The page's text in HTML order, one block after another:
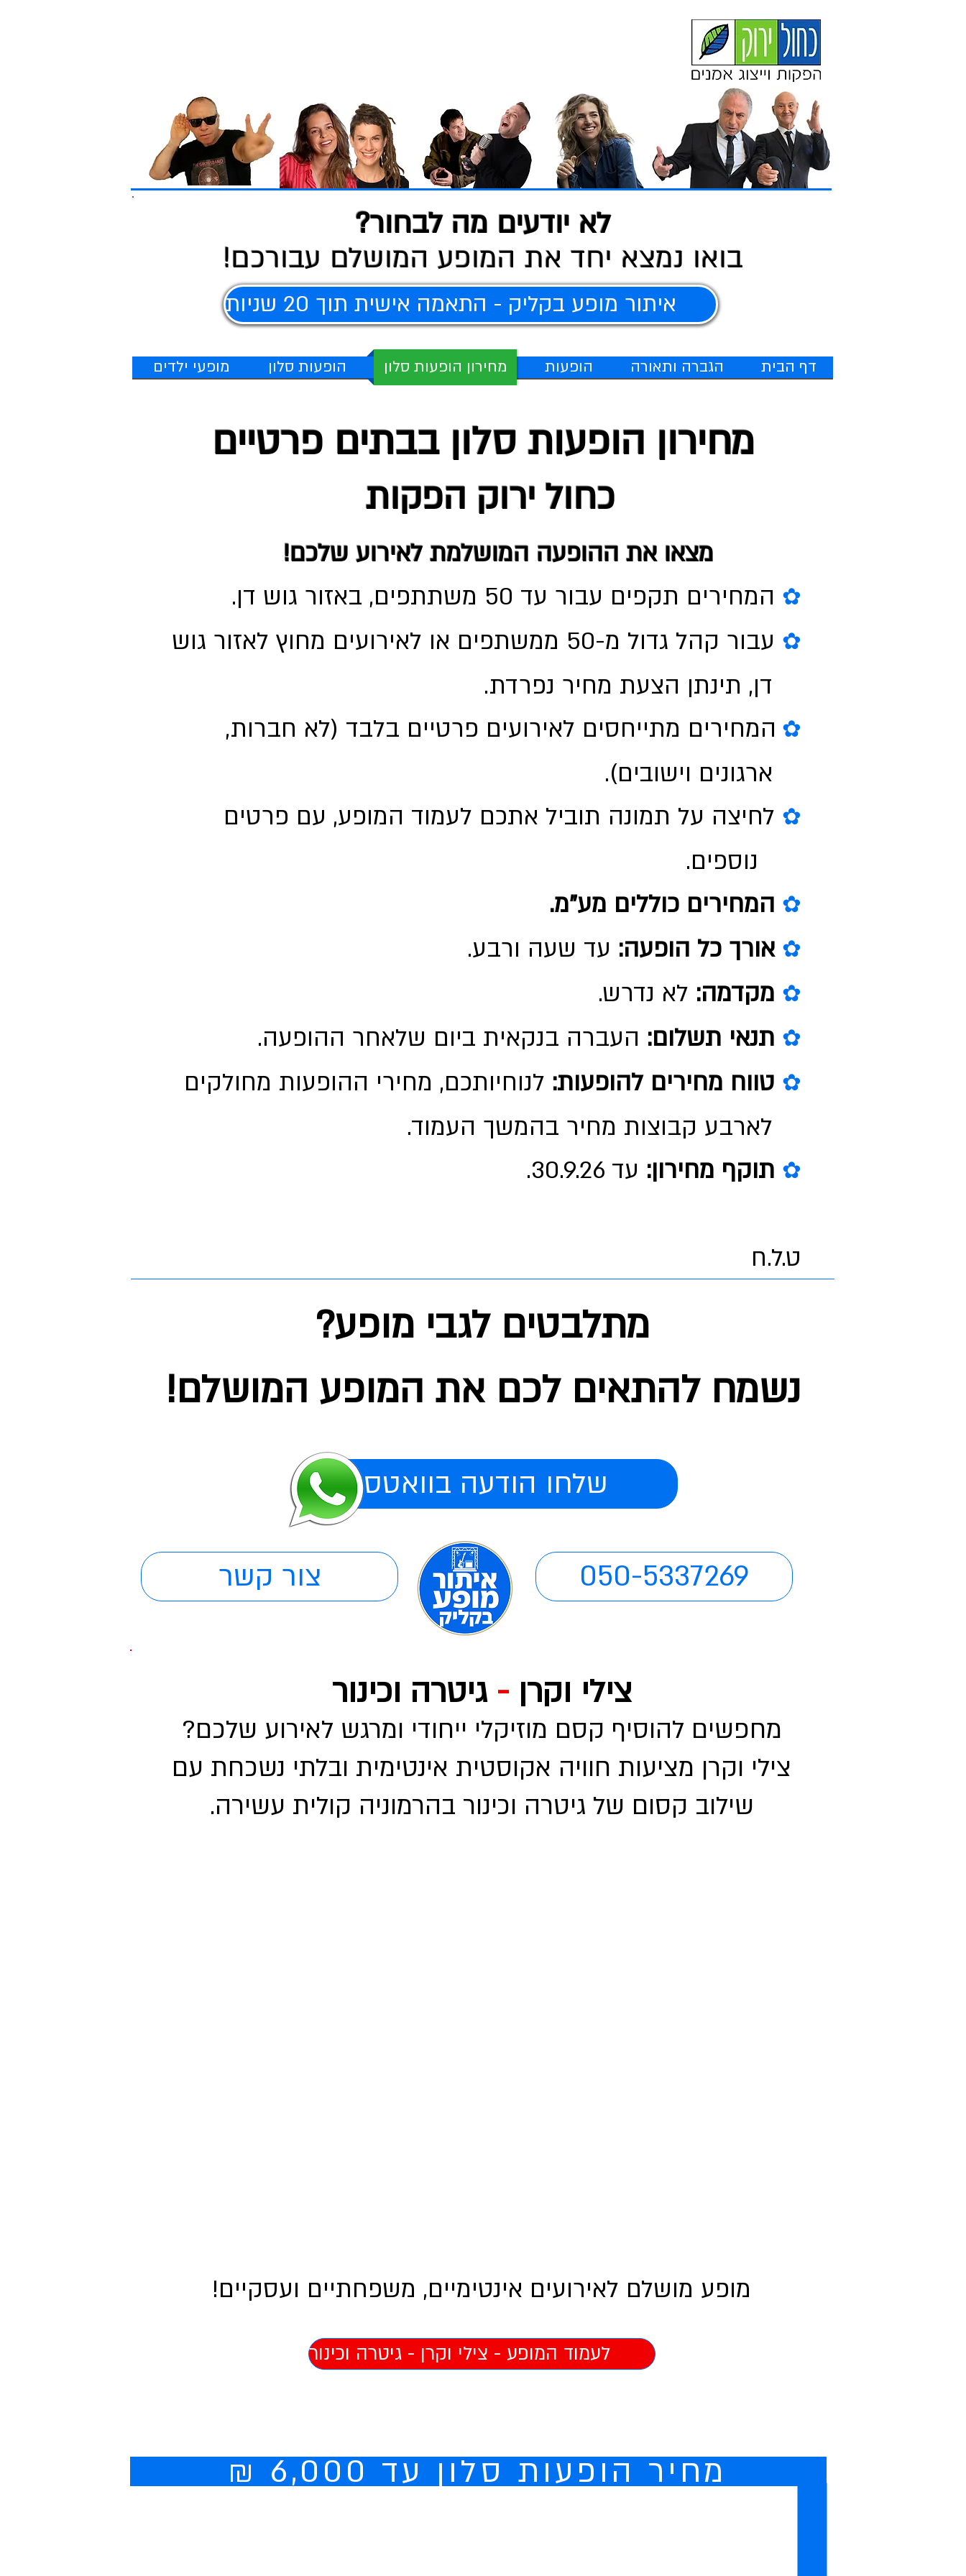
לא יודעים מה לבחור?
בואו נמצא יחד את המופע המושלם עבורכם!
איתור מופע בקליק - התאמה אישית תוך 20 שניות
מופעי ילדים הופעות סלון מחירון הופעות סלון הופעות הגברה ותאורה דף הבית
מחירון הופעות סלון בבתים פרטיים
כחול ירוק הפקות
מצאו את ההופעה המושלמת לאירוע שלכם!​
✿ המחירים תקפים עבור עד 50 משתתפים, באזור גוש דן.
✿
עבור קהל גדול מ-50 ממשתפים או לאירועים מחוץ לאזור גוש
דן, תינתן הצעת מחיר נפרדת.
✿ המחירים מתייחסים לאירועים פרטיים בלבד (לא חברות,
ארגונים וישובים).
✿ לחיצה על תמונה תוביל אתכם לעמוד המופע, עם פרטים
נוספים.
✿ המחירים כוללים מע"מ.
✿ אורך כל הופעה: עד שעה ורבע.
✿ מקדמה: לא נדרש.
✿ תנאי תשלום: העברה בנקאית ביום שלאחר ההופעה.
✿ טווח מחירים להופעות: לנוחיותכם, מחירי ההופעות מחולקים
לארבע קבוצות מחיר בהמשך העמוד.
✿ תוקף מחירון: עד 30.9.26.
ט.ל.ח
מתלבטים לגבי מופע?
נשמח להתאים לכם את המופע המושלם!
!שלחו הודעה בוואטסאפ
צור קשר 050-5337269
צילי וקרן-גיטרה וכינור
מחפשים להוסיף קסם מוזיקלי ייחודי ומרגש לאירוע שלכם?
צילי וקרן מציעות חוויה אקוסטית אינטימית ובלתי נשכחת עם
שילוב קסום של גיטרה וכינור בהרמוניה קולית עשירה.
מופע מושלם לאירועים אינטימיים, משפחתיים ועסקיים!
לעמוד המופע - צילי וקרן - גיטרה וכינור
₪ מחיר הופעות סלון עד 6,000